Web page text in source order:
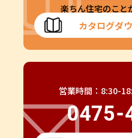
楽ちん住宅のこと
カタログダ
営業時間：8:30-